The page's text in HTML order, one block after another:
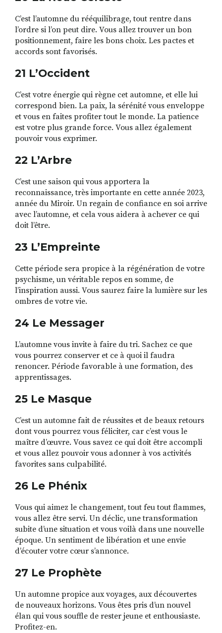
C’est l’automne du rééquilibrage, tout rentre dans
l’ordre si l’on peut dire. Vous allez trouver un bon
positionnement, faire les bons choix. Les pactes et
accords sont favorisés.
21 L’Occident
C’est votre énergie qui règne cet automne, et elle lui
correspond bien. La paix, la sérénité vous enveloppe
et vous en faites profiter tout le monde. La patience
est votre plus grande force. Vous allez également
pouvoir vous exprimer.
22 L’Arbre
C’est une saison qui vous apportera la
reconnaissance, très importante en cette année 2023,
année du Miroir. Un regain de confiance en soi arrive
avec l’automne, et cela vous aidera à achever ce qui
doit l’être.
23 L’Empreinte
Cette période sera propice à la régénération de votre
psychisme, un véritable repos en somme, de
l’inspiration aussi. Vous saurez faire la lumière sur les
ombres de votre vie.
24 Le Messager
L’automne vous invite à faire du tri. Sachez ce que
vous pourrez conserver et ce à quoi il faudra
renoncer. Période favorable à une formation, des
apprentissages.
25 Le Masque
C’est un automne fait de réussites et de beaux retours
dont vous pourrez vous féliciter, car c’est vous le
maître d’œuvre. Vous savez ce qui doit être accompli
et vous allez pouvoir vous adonner à vos activités
favorites sans culpabilité.
26 Le Phénix
Vous qui aimez le changement, tout feu tout flammes,
vous allez être servi. Un déclic, une transformation
subite d’une situation et vous voilà dans une nouvelle
époque. Un sentiment de libération et une envie
d’écouter votre cœur s’annonce.
27 Le Prophète
Un automne propice aux voyages, aux découvertes
de nouveaux horizons. Vous êtes pris d’un nouvel
élan qui vous souffle de rester jeune et enthousiaste.
Profitez-en.